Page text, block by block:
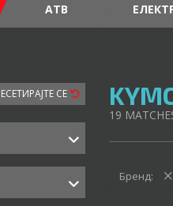
АТВ
СЕ
19
Бренд: